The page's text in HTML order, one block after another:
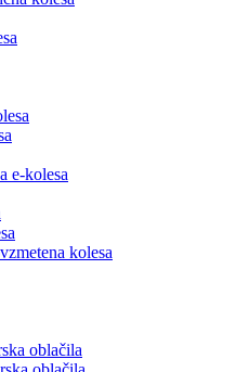
e-kolesa
kolesa
oblačila